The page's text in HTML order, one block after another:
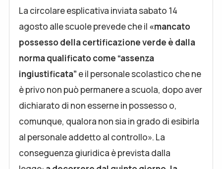
La circolare esplicativa inviata sabato 14
agosto alle scuole prevede che il «mancato
possesso della certificazione verde è dalla
norma qualificato come “assenza
ingiustificata” e il personale scolastico che ne
è privo non può permanere a scuola, dopo aver
dichiarato di non esserne in possesso o,
comunque, qualora non sia in grado di esibirla
al personale addetto al controllo». La
conseguenza giuridica è prevista dalla